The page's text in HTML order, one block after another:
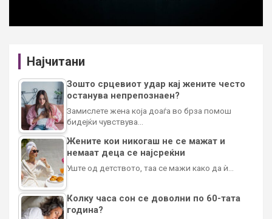
Најчитани
Зошто срцевиот удар кај жените често
останува непрепознаен?
Замислете жена која доаѓа во брза помош
бидејќи чувствува…
Жените кои никогаш не се мажат и
немаат деца се најсреќни
Уште од детството, таа се мажи како да ѝ…
Колку часа сон се доволни по 60-тата
година?